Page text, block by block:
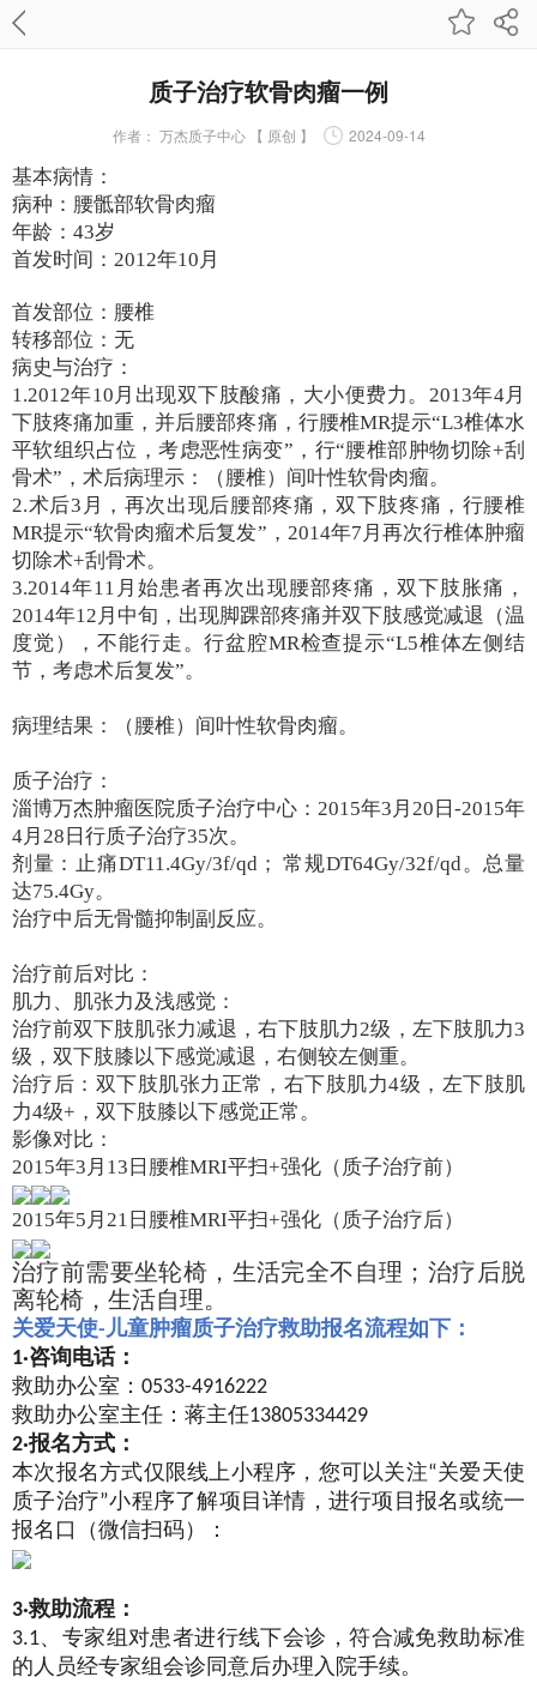
质子治疗软骨肉瘤一例
作者： 万杰质子中心 【 原创 】 2024-09-14
基本病情：
病种：腰骶部软骨肉瘤
年龄：43岁
首发时间：2012年10 月
首发部位：腰椎
转移部位：无
病史与治疗：
1.2012年10 月出现双下肢酸痛，大小便费力。 2013年4月
下肢疼痛加重，并后腰部疼痛，行腰椎MR提示“L3椎体水
平软组织占位，考虑恶性病变”，行“腰椎部肿物切除+刮
骨术”，术后病理示：（腰椎）间叶性软骨肉瘤。
2.术后3 月，再次出现后腰部疼痛，双下肢疼痛，行腰椎
MR提示“软骨肉瘤术后复发”， 2014年7 月再次行椎体肿瘤
切除术+刮骨术。
3.2014年11 月始患者再次出现腰部疼痛，双下肢胀痛，
2014年12 月中旬，出现脚踝部疼痛并双下肢感觉减退（温
度觉），不能行走。行盆腔MR检查提示“L5椎体左侧结
节，考虑术后复发”。
病理结果：（腰椎）间叶性软骨肉瘤。
质子治疗：
淄博万杰肿瘤医院质子治疗中心：2015年3 月 20 日 -2015年
4月 28 日行质子治疗35次。
剂量：止痛DT11.4Gy/3f/qd； 常规DT64Gy/32f/qd。总量
达75.4Gy。
治疗中后无骨髓抑制副反应。
治疗前后对比：
肌力、肌张力及浅感觉：
治疗前双下肢肌张力减退，右下肢肌力2级，左下肢肌力3
级，双下肢膝以下感觉减退，右侧较左侧重。
治疗后：双下肢肌张力正常，右下肢肌力4级，左下肢肌
力4级+ ，双下肢膝以下感觉正常。
影像对比：
2015年3 月 13 日腰椎MRI平扫+强化（质子治疗前）
2015年5 月 21 日腰椎MRI平扫+强化（质子治疗后）
治疗前需要坐轮椅，生活完全不自理；治疗后脱
离轮椅，生活自理。
关爱天使-儿童肿瘤质子治疗救助报名流程如下：
1·咨询电话：
救助办公室：0533-4916222
救助办公室主任：蒋主任13805334429
2·报名方式：
本次报名方式仅限线上小程序，您可以关注“关爱天使
质子治疗”小程序了解项目详情，进行项目报名或统一
报名口（微信扫码）：
3·救助流程：
3.1、专家组对患者进行线下会诊，符合减免救助标准
的人员经专家组会诊同意后办理入院手续。